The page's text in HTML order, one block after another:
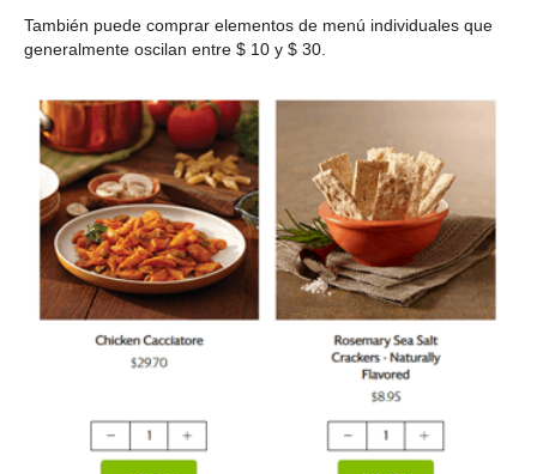
También puede comprar elementos de menú individuales que
generalmente oscilan entre $ 10 y $ 30.